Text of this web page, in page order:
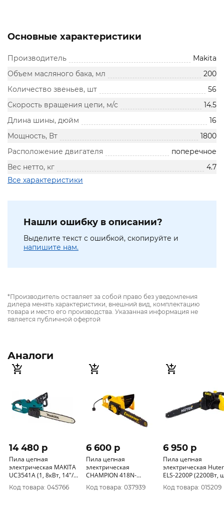
Основные характеристики
Производитель
Makita
Объем масляного бака, мл
200
Количество звеньев, шт
56
Скорость вращения цепи, м/с
14.5
Длина шины, дюйм
16
Мощность, Вт
1800
Расположение двигателя
поперечное
Вес нетто, кг
4.7
Все характеристики
Нашли ошибку в описании?
Выделите текст с ошибкой, скопируйте и
напишите нам.
*Производитель оставляет за собой право без уведомления
дилера менять характеристики, внешний вид, комплектацию
товара и место его производства. Указанная информация не
является публичной офертой
Аналоги
14 480 p
Пила цепная
электрическая MAKITA
UC3541A (1, 8кВт, 14"/
35см-3/8''-1, 3мм.
поперечный)
Код товара: 045766
6 600 p
Пила цепная
электрическая
CHAMPION 418N-
16"/40см.х3/8х1, 3х57
зв. (1, 8кВт 3, 8кг)
Код товара: 037939
6 950 p
Пила цепная
электрическая Huter
ELS-2200P (2200Вт,
3/8 (0.375) дюйм,
Lшины 16 дюйм)
Код товара: 015209